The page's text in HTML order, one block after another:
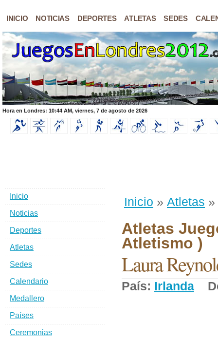
INICIO NOTICIAS DEPORTES ATLETAS SEDES
Hora en Londres: 10:44 AM, viernes, 7 de agosto de 2026
Inicio » Atletas »
Atletas
Atletismo )
Laura
País: Irlanda
Inicio
Noticias
Deportes
Atletas
Sedes
Calendario
Medallero
Países
Ceremonias